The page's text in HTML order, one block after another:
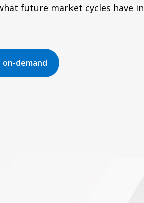
future market cycles have in
on-demand